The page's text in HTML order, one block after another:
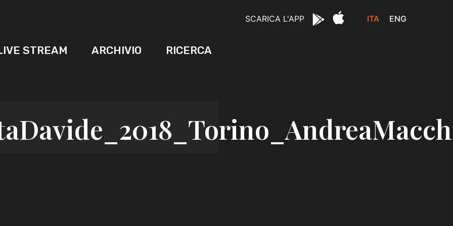
STREAM ARCHIVIO RICERCA
ITA ENG
SCARICA L'APP